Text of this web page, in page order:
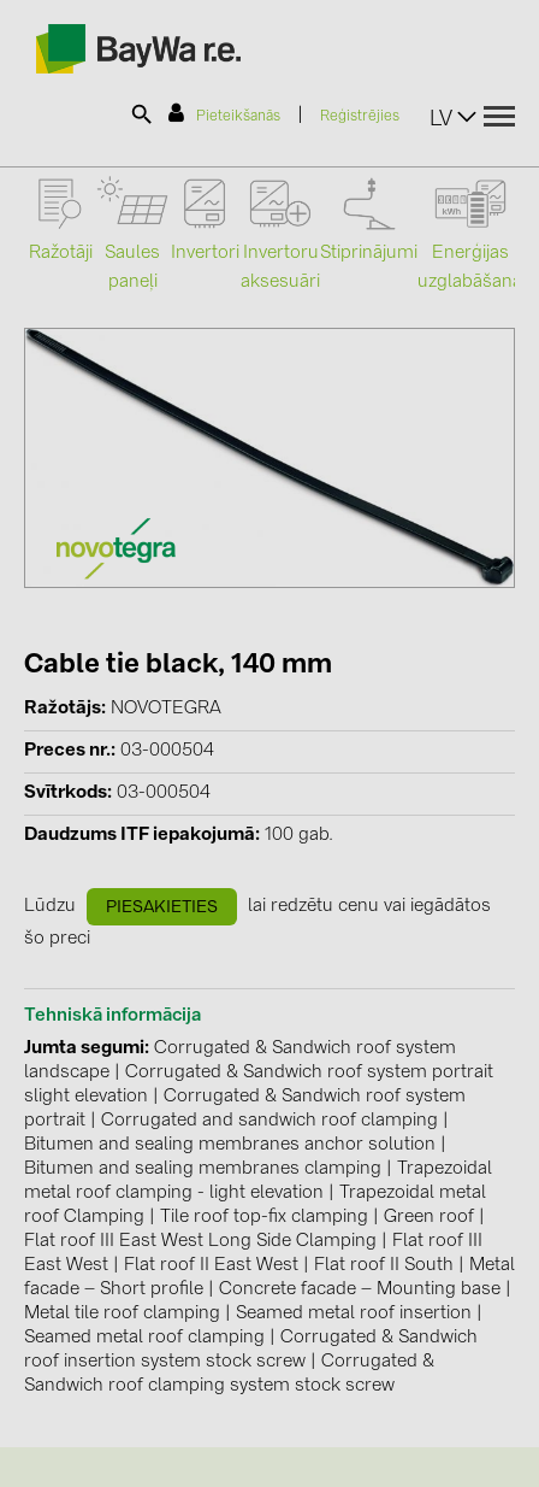
Pieteikšanās Reģistrējies LV
SOLAR-PLANIT
Informācija
kontakti
KATEGORIJAS
Saules paneļi (19)
Invertori (105)
Invertoru aksesuāri (84)
Enerģijas uzglabāšana (74)
Instalācijas (87)
AIKO Solar (2)
BAKS (51)
BUDMAT (6)
EVOPIPES (7)
FRONIUS (42)
GROMTOR (32)
GoodWe (44)
HUAWEI (51)
JAsolar (6)
Ražotāji
Saules
paneļi
Invertori Invertoru
aksesuāri
Stiprinājumi
Enerģijas
uzglabāšana
Cable tie black, 140 mm
Ražotājs NOVOTEGRA
Preces nr. 03-000504
Svītrkods 03-000504
Daudzums ITF iepakojumā 100 gab.
Lūdzu PIESAKIETIES
lai redzētu cenu vai iegādātos
šo preci
Tehniskā informācija
Jumta segumi Corrugated & Sandwich roof system
landscape
Corrugated & Sandwich roof system portrait
slight elevation
Corrugated & Sandwich roof system
portrait
Corrugated and sandwich roof clamping
Bitumen and sealing membranes anchor solution
Bitumen and sealing membranes clamping
Trapezoidal
metal roof clamping - light elevation
Trapezoidal metal
roof Clamping
Tile roof top-fix clamping Green roof
Flat roof III East West Long Side Clamping
Flat roof III
East West
Flat roof II East West Flat roof II South
Metal
facade – Short profile
Concrete facade – Mounting base
Metal tile roof clamping
Seamed metal roof insertion
Seamed metal roof clamping
Corrugated & Sandwich
roof insertion system stock screw
Corrugated &
Sandwich roof clamping system stock screw